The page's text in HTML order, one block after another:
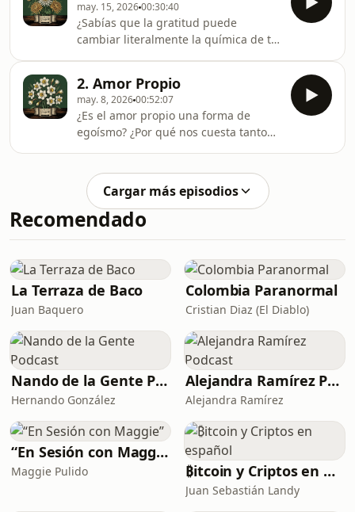
lástima hacia uno mismo. Exploramos
cómo tra
universo de la creatividad sanadora a
través de una hermosa metáfora: La
historia de Elian y la flor de Lavanda.
Acompañnos en una charla libre y
profunda, donde unimos la ciencia
del cerebro con la magia del diseño
para
may. 15, 202600:30:40
¿Sabías que la gratitud puede
cambiar literalmente la química de tu
un valor moral, sino como una
herramienta científica y emocional
para transformar nuestra
realidad.Descubrimos que ser
agradecido consiste en saber apreciar
los aspectos no materiales de la vida y
en tener la humildad de reconocer
que nuestro bienestar emocional e
2. Amor Propio
may. 8, 202600:52:07
¿Es el amor propio una forma de
egoísmo? ¿Por qué nos cuesta tanto
de Gotitas de Quereme,
desmitificamos la idea comercial del
&quot;self-love&quot; para
entenderlo desde sus raíces
Cargar más episodios
Recomendado
La Terraza de Baco
Juan Baquero
Colombia Paranormal
Cristian Diaz (El Diablo)
Nando de la Gente Podcast
Hernando González
Alejandra Ramírez Podcast
Alejandra Ramírez
“En Sesión con Maggie”
Maggie Pulido ₿itcoin y Criptos en español
Juan Sebastián Landy